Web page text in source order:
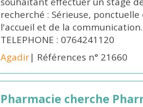
recherché : Sérieuse,
l'accueil et de la
TELEPHONE : 0764241120
Agadir| Références n° 21660
Pharmacie cherche